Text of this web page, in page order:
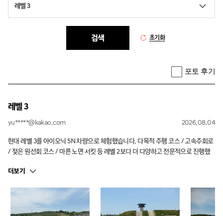
레벨 3
검색 초기화
포토 후기
레벨 3
yu*****@kakao.com 2026.08.04
현대 레벨 3를 아이오닉 5N 차량으로 체험했습니다. 다목적 주행 코스 / 고속주회로
/ 젖은 원선회 코스 / 마른 노면 서킷 등 레벨 2보다 더 다양하고 전문적으로 진행했
미있고 좋았습니다. 특히 최혁우 인스트럭터님이 잘 알려주시고 팀원 분들도 사고
더보기